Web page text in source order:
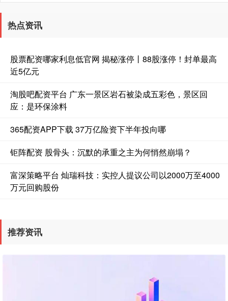
热点资讯
股票配资哪家利息低官网 揭秘涨停丨88股涨停！封单最高
近5亿元
淘股吧配资平台 广东一景区岩石被染成五彩色，景区回
应：是环保涂料
365配资APP下载 37万亿险资下半年投向哪
钜阵配资 股骨头：沉默的承重之主为何悄然崩塌？
富深策略平台 灿瑞科技：实控人提议公司以2000万至4000
万元回购股份
推荐资讯